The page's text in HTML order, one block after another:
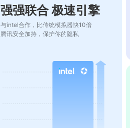
强强联合 极速引擎
与intel合作，比传统模拟器快10倍
腾讯安全加持，保护你的隐私